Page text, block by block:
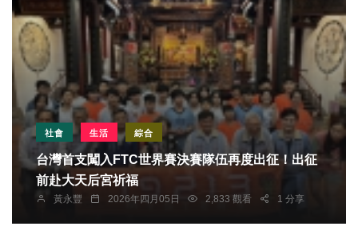
社會 生活 綜合
台灣首支闖入FTC世界賽決賽隊伍再度出征！出征
前赴大天后宮祈福
黃永豐 2026年四月05日 2,833 觀看 1 分享